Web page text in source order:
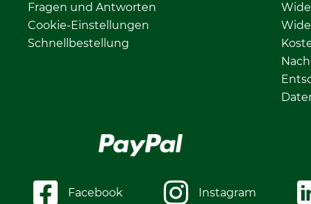
Fragen und Antworten
Cookie-Einstellungen
Schnellbestellung
Facebook Instagram